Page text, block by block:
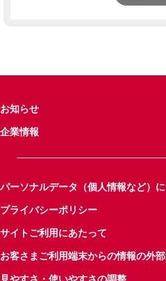
お知らせ
企業情報
パーソナルデータ（個人情報など）
プライバシーポリシー
サイトご利用にあたって
お客さまご利用端末からの情報の外